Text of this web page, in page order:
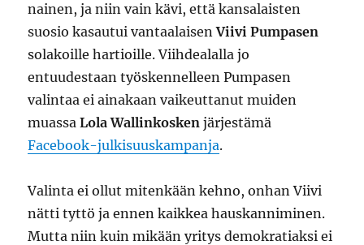
nainen, ja niin vain kävi, että kansalaisten
suosio kasautui vantaalaisenViivi Pumpasen
solakoille hartioille. Viihdealalla jo
entuudestaan työskennelleen Pumpasen
valintaa ei ainakaan vaikeuttanut muiden
muassaLola Wallinkosken järjestämä
Facebook-julkisuuskampanja.
Valinta ei ollut mitenkään kehno, onhan Viivi
nätti tyttö ja ennen kaikkea hauskanniminen.
Mutta niin kuin mikään yritys demokratiaksi ei